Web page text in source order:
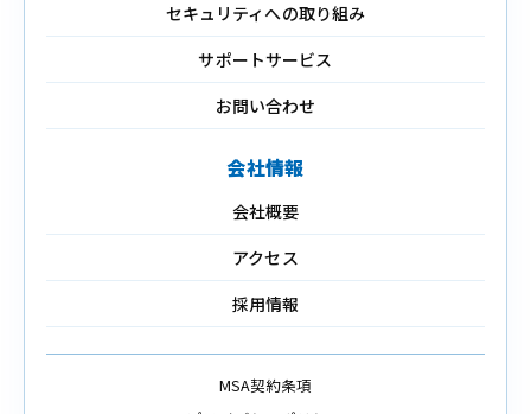
セキュリティへの取り組み
サポートサービス
お問い合わせ
会社情報
会社概要
アクセス
採用情報
MSA契約条項